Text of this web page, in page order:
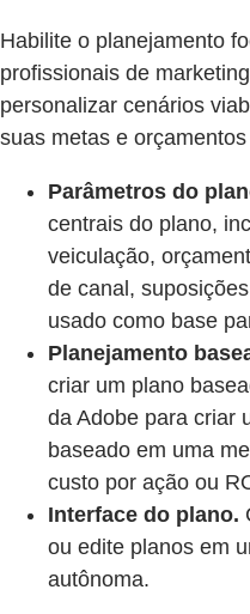
Habilite o planejamento
profissionais de
personalizar cenários
suas metas e
Parâmetros do
centrais do plano,
veiculação,
de canal,
usado como base
Planejamento
criar um plano
da Adobe para criar
baseado em uma
custo por ação ou
Interface do plano.
ou edite planos em
autônoma.